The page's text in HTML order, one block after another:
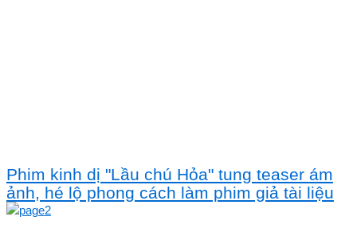
Phim kinh dị "Lầu chú Hỏa" tung teaser ám
ảnh, hé lộ phong cách làm phim giả tài liệu